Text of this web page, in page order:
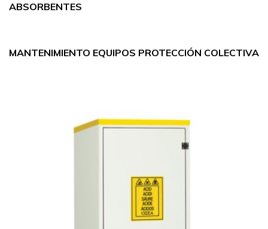
ABSORBENTES
MANTENIMIENTO EQUIPOS PROTECCIÓN COLECTIVA